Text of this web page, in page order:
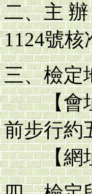
二、主
1124號核
三、檢定
【會址
前步行約
【網址